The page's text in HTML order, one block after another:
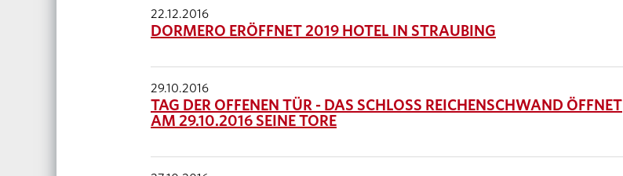
22.12.2016
DORMERO ERÖFFNET 2019 HOTEL IN STRAUBING
29.10.2016
TAG DER OFFENEN TÜR - DAS SCHLOSS REICHENSCHWAND ÖFFNET
AM 29.10.2016 SEINE TORE